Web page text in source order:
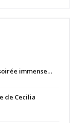
immense…
de Cecilia